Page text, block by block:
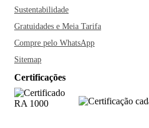
Sustentabilidade
Gratuidades e Meia Tarifa
Compre pelo WhatsApp
Sitemap
Certificações